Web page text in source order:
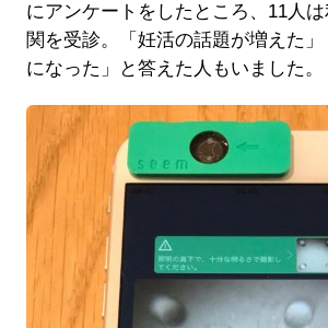
にアンケートをしたところ、11人
関を受診。「妊活の話題が増えた
になった」と答えた人もいました。